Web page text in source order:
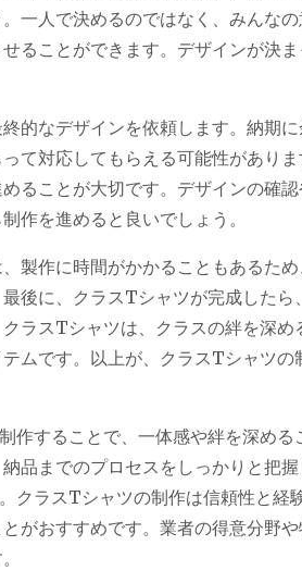
一人で決めるのではなく、みんな
ることができます。デザインが決
的なデザインを依頼します。納期
て対応してもらえる可能性があり
ることが大切です。デザインの確
作を進めると良いでしょう。
製作に時間がかかることもあるた
後に、クラスTシャツが完成したら
ラスTシャツは、クラスの絆を深め
ムです。以上が、クラスTシャツの
作することで、一体感や絆を深める
品までのプロセスをしっかりと把
クラスTシャツの制作は信頼性と経
がおすすめです。業者の得意分野